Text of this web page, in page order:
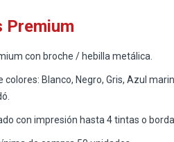
Premium
con broche / hebilla metálica.
colores: Blanco, Negro, Gris, Azul
con impresión hasta 4 tintas o